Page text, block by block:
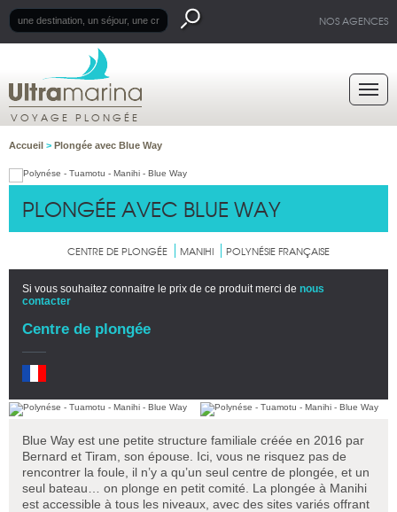
NOS AGENCES
VOYAGE PLONGÉE
Accueil > Plongée avec Blue Way
PLONGÉE AVEC BLUE WAY
CENTRE DE PLONGÉE MANIHI POLYNÉSIE FRANÇAISE
Si vous souhaitez connaitre le prix de ce produit merci de nous
contacter
Centre de plongée
Blue Way est une petite structure familiale créée en 2016 par
Bernard et Tiram, son épouse. Ici, vous ne risquez pas de
rencontrer la foule, il n’y a qu’un seul centre de plongée, et un
seul bateau… on plonge en petit comité. La plongée à Manihi
est accessible à tous les niveaux, avec des sites variés offrant